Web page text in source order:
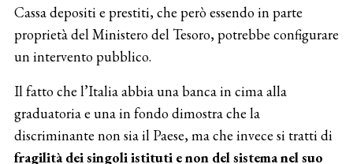
Cassa depositi e prestiti, che però essendo in parte
proprietà del Ministero del Tesoro, potrebbe configurare
un intervento pubblico.
Il fatto che l’Italia abbia una banca in cima alla
graduatoria e una in fondo dimostra che la
discriminante non sia il Paese, ma che invece si tratti di
fragilità dei singoli istituti e non del sistema nel suo